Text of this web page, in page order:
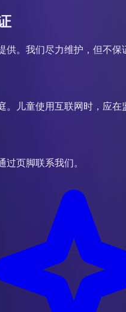
供。我们尽力维护，但不保
。儿童使用互联网时，应在
过页脚联系我们。